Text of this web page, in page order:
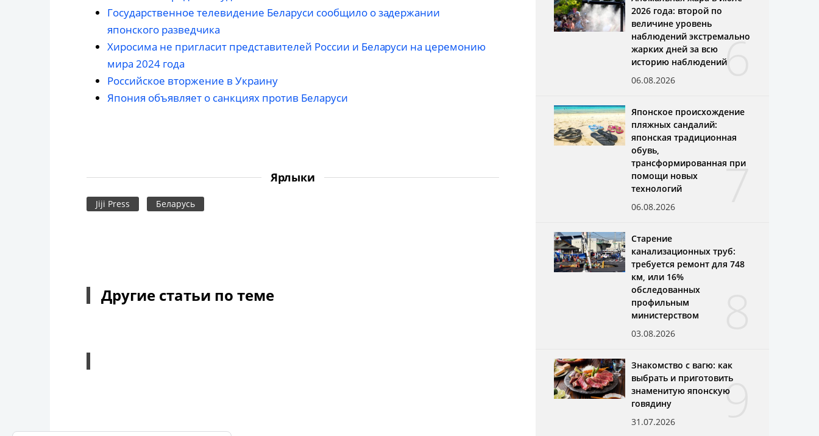
Государственное телевидение Беларуси сообщило о задержании
японского разведчика
Хиросима не пригласит представителей России и Беларуси на церемонию
мира 2024 года
Российское вторжение в Украину
Япония объявляет о санкциях против Беларуси
Ярлыки
Jiji Press Беларусь
Другие статьи по теме
6
2026 года: второй по
величине уровень
наблюдений экстремально
жарких дней за всю
историю наблюдений
06.08.2026
7
Японское происхождение
пляжных сандалий:
японская традиционная
обувь,
трансформированная при
помощи новых
технологий
06.08.2026
Старение
канализационных труб:
требуется ремонт для 748
км, или 16%
обследованных
профильным
министерством
03.08.2026
9
Знакомство с вагю: как
выбрать и приготовить
знаменитую японскую
говядину
31.07.2026